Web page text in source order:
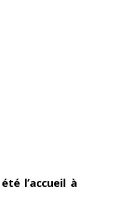
l’accueil à